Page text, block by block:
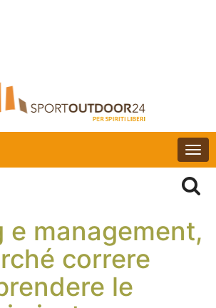
e management,
correre
le